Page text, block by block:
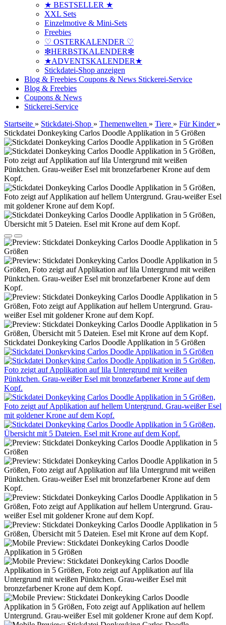
★ BESTSELLER ★
XXL Sets
Einzelmotive & Mini-Sets
Freebies
♡ OSTERKALENDER ♡
❇HERBSTKALENDER❇
★ADVENTSKALENDER★
Stickdatei-Shop anzeigen
Blog & Freebies Coupons & News Stickerei-Service
Blog & Freebies
Coupons & News
Stickerei-Service
Startseite » Stickdatei-Shop » Themenwelten » Tiere » Für Kinder »
Stickdatei Donkeyking Carlos Doodle Applikation in 5 Größen
Stickdatei Donkeyking Carlos Doodle Applikation in 5 Größen